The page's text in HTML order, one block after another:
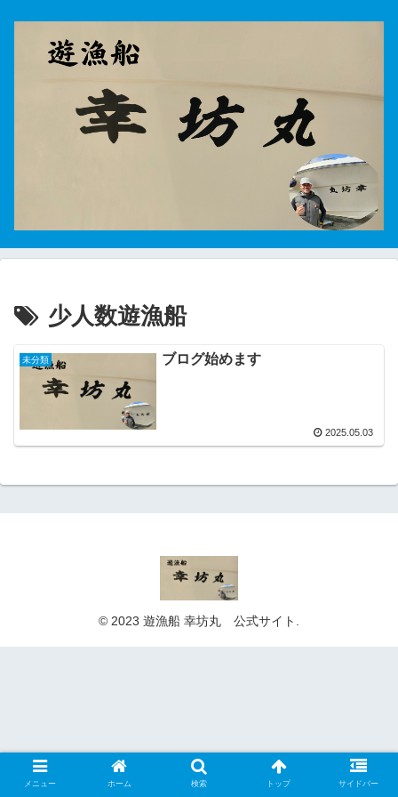
少人数遊漁船
未分類 ブログ始めます
2025.05.03
© 2023 遊漁船 幸坊丸 公式サイト.
メニュー ホーム 検索 トップ サイドバー